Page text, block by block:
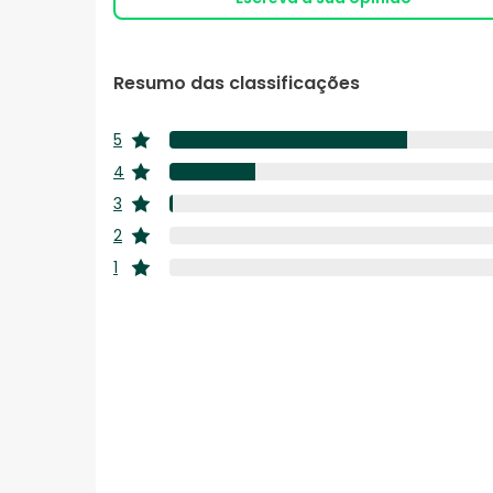
Resumo das classificações
5
estrelas
4
estrelas
3
estrelas
2
estrelas
1
estrelas